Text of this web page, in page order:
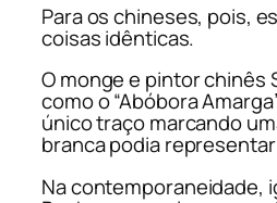
Para os chineses, pois,
coisas idênticas.
O monge e pintor chinês
como o “Abóbora
único traço marcando
branca podia
Na contemporaneidade,